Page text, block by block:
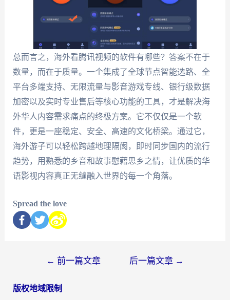
总而言之，海外看腾讯视频的软件有哪些？答案不在于
数量，而在于质量。一个集成了全球节点智能选路、全
平台多端支持、无限流量与影音游戏专线、银行级数据
加密以及实时专业售后等核心功能的工具，才是解决海
外华人内容需求痛点的终极方案。它不仅仅是一个软
件，更是一座稳定、安全、高速的文化桥梁。通过它，
海外游子可以轻松跨越地理隔阂，即时同步国内的流行
趋势，用熟悉的乡音和故事慰藉思乡之情，让优质的华
语影视内容真正无缝融入世界的每一个角落。
Spread the love
← 前一篇文章 后一篇文章 →
版权地域限制